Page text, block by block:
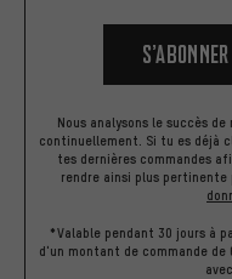
Nous analysons le succès
continuellement. Si tu es déjà
tes dernières commandes
rendre ainsi plus pertinente
*Valable pendant 30 jours à
d'un montant de commande